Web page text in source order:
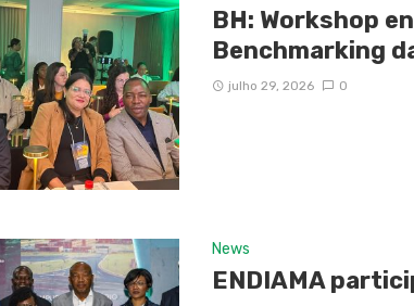
BH: Workshop
Benchmarking
julho 29, 2026 0
News
ENDIAMA